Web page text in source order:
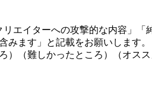
エイターへの攻撃的な内容」「
みます」と記載をお願いします。
（難しかったところ）（オスス